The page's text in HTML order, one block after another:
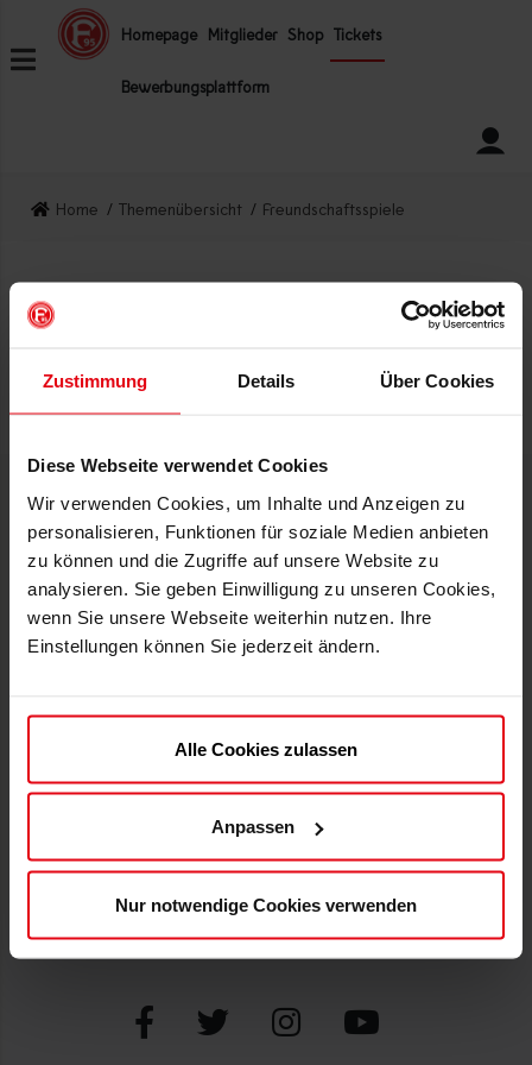
Zustimmung Details Über Cookies
Diese Webseite verwendet Cookies
Wir verwenden Cookies, um Inhalte und Anzeigen zu
personalisieren, Funktionen für soziale Medien anbieten
zu können und die Zugriffe auf unsere Website zu
analysieren. Sie geben Einwilligung zu unseren Cookies,
wenn Sie unsere Webseite weiterhin nutzen. Ihre
Einstellungen können Sie jederzeit ändern.
Alle Cookies zulassen
Anpassen
Nur notwendige Cookies verwenden
ZUM INHALT SPRINGEN
Homepage Mitglieder Shop Tickets
Bewerbungsplattform
Home Themenübersicht Freundschaftsspiele
INFOS
F95.de
Versand
Zahlweisen
HILFE
Erklärung zur Barrierefreiheit
Impressum
Mein Konto
FAQs
Widerruf erklären
ZAHLWEISEN